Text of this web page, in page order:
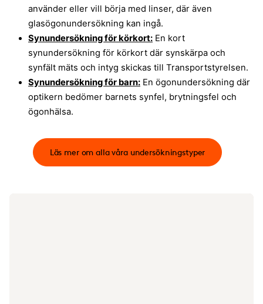
använder eller vill börja med linser, där även
glasögonundersökning kan ingå.
Synundersökning för körkort: En kort
synundersökning för körkort där synskärpa och
synfält mäts och intyg skickas till Transportstyrelsen.
Synundersökning för barn: En ögonundersökning där
optikern bedömer barnets synfel, brytningsfel och
ögonhälsa.
Läs mer om alla våra undersökningstyper